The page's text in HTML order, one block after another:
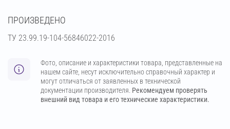
ПРОИЗВЕДЕНО
ТУ 23.99.19-104-56846022-2016
Фото, описание и характеристики товара, представленные на
нашем сайте, несут исключительно справочный характер и
могут отличаться от заявленных в технической
документации производителя. Рекомендуем проверять
внешний вид товара и его технические характеристики.